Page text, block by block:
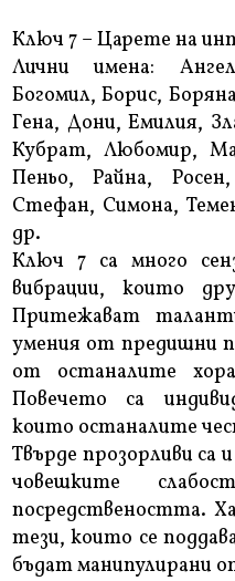
Ключ 7 – Царете на
Лични имена:
Богомил, Борис,
Гена, Дони, Емилия,
Кубрат, Любомир,
Пеньо, Райна,
Стефан, Симона,
др.
Ключ 7 са много
вибрации, които
Притежават
умения от предишни
от останалите
Повечето са
които останалите
Твърде прозорливи са
човешките
посредствеността.
тези, които се
бъдат манипулирани